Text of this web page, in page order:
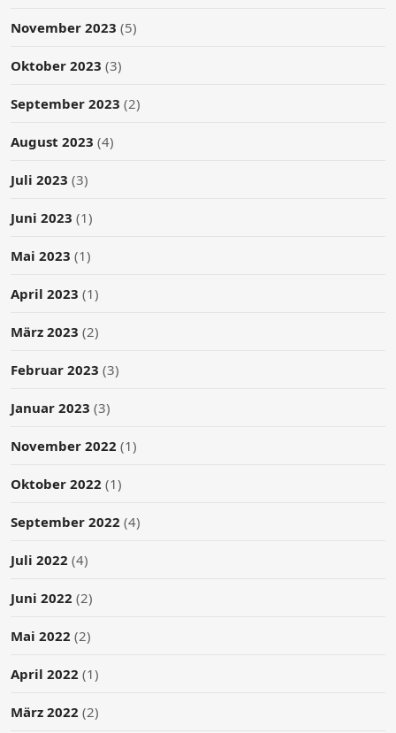
November 2023 (5)
Oktober 2023 (3)
September 2023 (2)
August 2023 (4)
Juli 2023 (3)
Juni 2023 (1)
Mai 2023 (1)
April 2023 (1)
März 2023 (2)
Februar 2023 (3)
Januar 2023 (3)
November 2022 (1)
Oktober 2022 (1)
September 2022 (4)
Juli 2022 (4)
Juni 2022 (2)
Mai 2022 (2)
April 2022 (1)
März 2022 (2)